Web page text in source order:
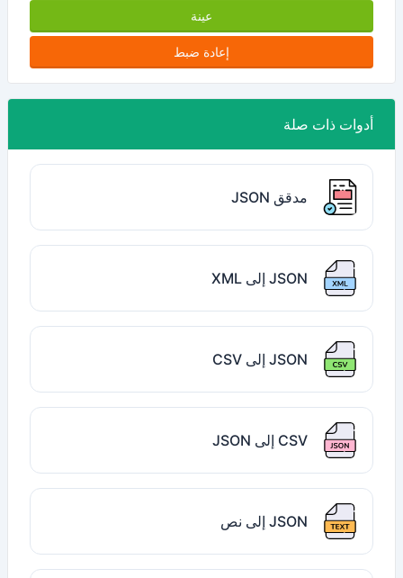
عينة
إعادة ضبط
أدوات ذات صلة
مدقق JSON
JSON إلى XML
JSON إلى CSV
CSV إلى JSON
JSON إلى نص